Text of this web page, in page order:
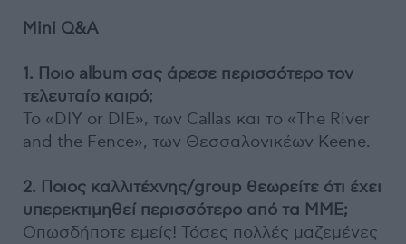
Mini Q&A
1. Ποιο album σας άρεσε περισσότερο τον
τελευταίο καιρό;
To «DIY or DIE», των Callas και το «The River
and the Fence», των Θεσσαλονικέων Keene.
2. Ποιος καλλιτέχνης/group θεωρείτε ότι έχει
υπερεκτιμηθεί περισσότερο από τα ΜΜΕ;
Οπωσδήποτε εμείς! Τόσες πολλές μαζεμένες